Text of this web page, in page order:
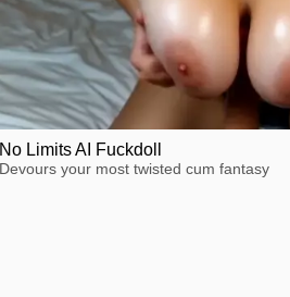
No Limits AI Fuckdoll
Devours your most twisted cum fantasy